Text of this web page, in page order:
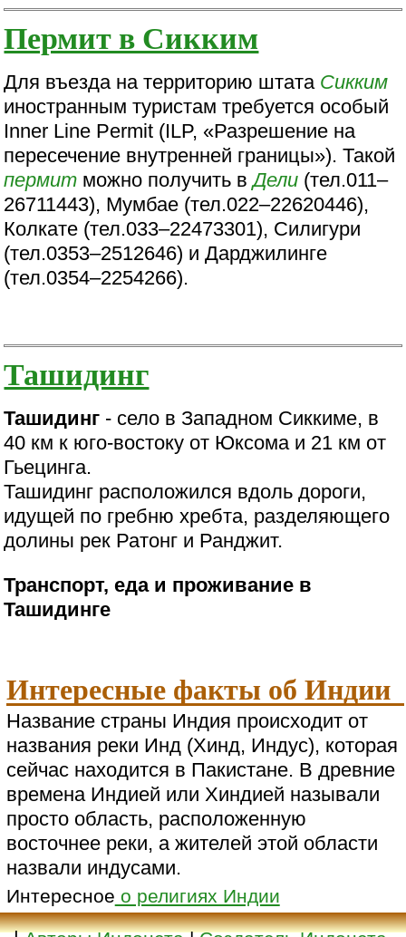
Пермит в Сикким
Для въезда на территорию штата Сикким
иностранным туристам требуется особый
Inner Line Permit (ILP, «Разрешение на
пересечение внутренней границы»). Такой
пермит можно получить вДели (тел.011–
26711443), Мумбае (тел.022–22620446),
Колкате (тел.033–22473301), Силигури
(тел.0353–2512646) и Дарджилинге
(тел.0354–2254266).
Ташидинг
Ташидинг - село в Западном Сиккиме, в
40 км к юго-востоку от Юксома и 21 км от
Гьецинга.
Ташидинг расположился вдоль дороги,
идущей по гребню хребта, разделяющего
долины рек Ратонг и Ранджит.
Транспорт, еда и проживание в
Ташидинге
Интересные факты об Индии
Название страны Индия происходит от
названия реки Инд (Хинд, Индус), которая
сейчас находится в Пакистане. В древние
времена Индией или Хиндией называли
просто область, расположенную
восточнее реки, а жителей этой области
назвали индусами.
Интересное о религиях Индии